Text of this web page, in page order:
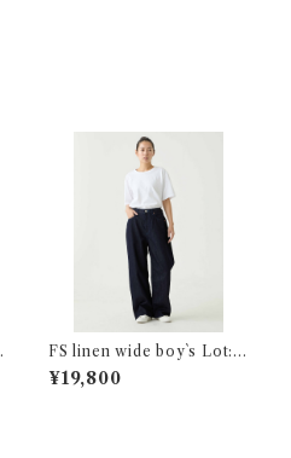
FS linen wide boy`s Lot:2
4208
¥19,800